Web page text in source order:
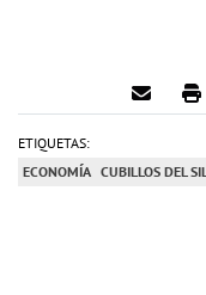
ETIQUETAS:
ECONOMÍA CUBILLOS DEL SIL